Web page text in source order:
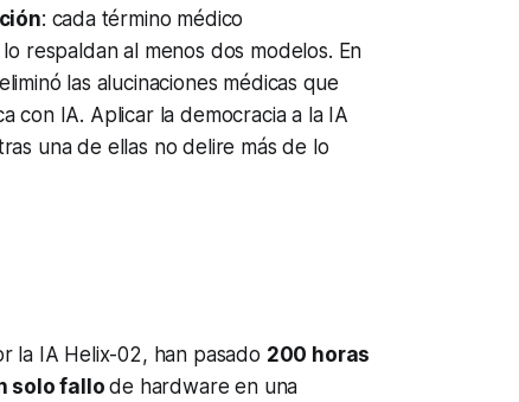
: cada término médico
respaldan al menos dos modelos. En
las alucinaciones médicas que
con IA. Aplicar la democracia a la IA
una de ellas no delire más de lo
la IA Helix-02, han pasado 200 horas
solo fallode hardware en una